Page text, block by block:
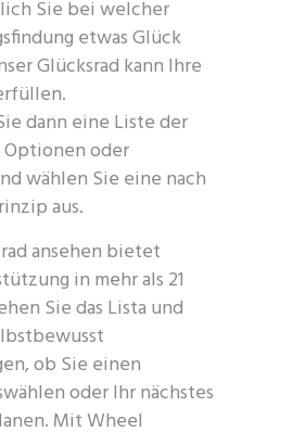
Sie bei welcher
etwas Glück
Glücksrad kann Ihre
dann eine Liste der
oder
wählen Sie eine nach
aus.
ansehen bietet
in mehr als 21
Sie das Lista und
ob Sie einen
oder Ihr nächstes
Mit Wheel